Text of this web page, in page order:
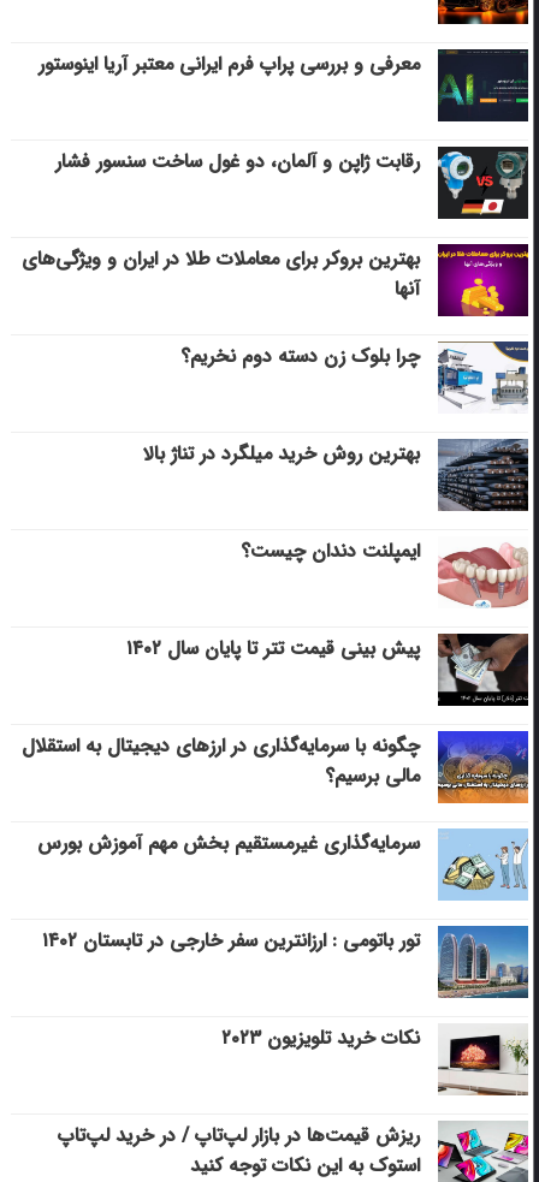
معرفی و بررسی پراپ فرم ایرانی معتبر آریا اینوستور
رقابت ژاپن و آلمان، دو غول ساخت سنسور فشار
بهترین بروکر برای معاملات طلا در ایران و ویژگی‌های
آنها
چرا بلوک زن دسته دوم نخریم؟
بهترین روش خرید میلگرد در تناژ بالا
ایمپلنت دندان چیست؟
پیش بینی قیمت تتر تا پایان سال ۱۴۰۲
چگونه با سرمایه‌گذاری در ارزهای دیجیتال به استقلال
مالی برسیم؟
سرمایه‌گذاری غیرمستقیم بخش مهم آموزش بورس
تور باتومی : ارزانترین سفر خارجی در تابستان ۱۴۰۲
نکات خرید تلویزیون ۲۰۲۳
ریزش قیمت‌ها در بازار لپ‌تاپ / در خرید لپ‌تاپ
استوک به این نکات توجه کنید